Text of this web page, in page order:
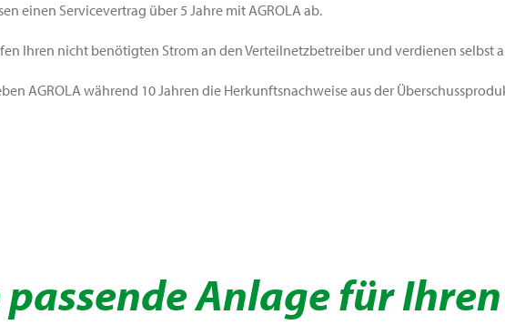
einen Servicevertrag über 5 Jahre mit AGROLA ab.
Ihren nicht benötigten Strom an den Verteilnetzbetreiber und verdienen selbst
AGROLA während 10 Jahren die Herkunftsnachweise aus der
passende Anlage für